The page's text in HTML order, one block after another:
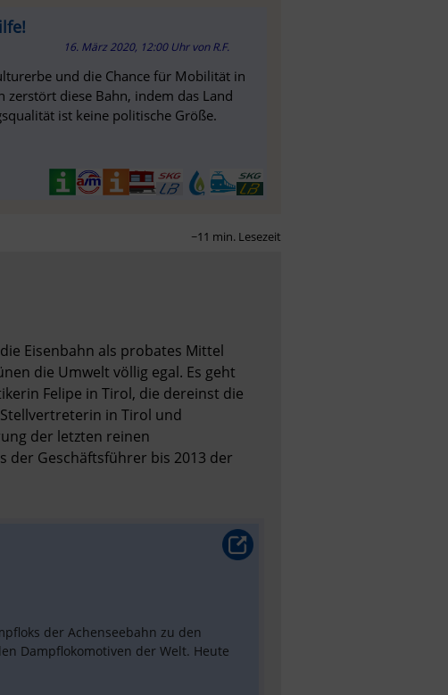
16. März 2020, 12:00 Uhr vonR.F.
und die Chance für Mobilität in
zerstört diese Bahn, indem das Land
ist keine politische Größe.
~11 min. Lesezeit
Eisenbahn als probates Mittel
die Umwelt völlig egal. Es geht
Felipe in Tirol, die dereinst die
in Tirol und
der letzten reinen
der Geschäftsführer bis 2013 der
der Achenseebahn zu den
Dampflokomotiven der Welt. Heute